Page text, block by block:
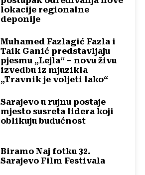
lokacije regionalne
deponije
Muhamed Fazlagić Fazla i
Taik Ganić predstavljaju
pjesmu „Lejla“ – novu živu
izvedbu iz mjuzikla
„Travnik je voljeti lako“
Sarajevo u rujnu postaje
mjesto susreta lidera koji
oblikuju budućnost
Biramo Naj fotku 32.
Sarajevo Film Festivala